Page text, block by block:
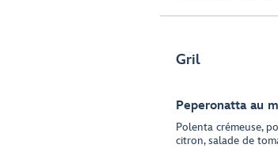
Gril
Peperonatta au
Polenta crémeuse,
citron, salade de